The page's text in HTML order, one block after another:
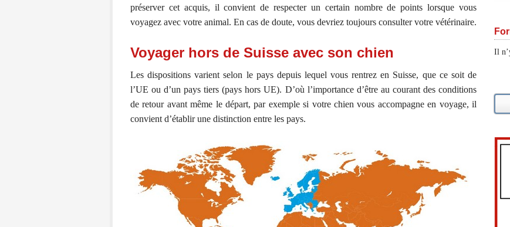
préserver cet acquis, il convient de respecter un certain nombre de points lorsque vous
voyagez avec votre animal. En cas de doute, vous devriez toujours consulter votre vétérinaire.
Voyager hors de Suisse avec son chien
Les dispositions varient selon le pays depuis lequel vous rentrez en Suisse, que ce soit de
l’UE ou d’un pays tiers (pays hors UE). D’où l’importance d’être au courant des conditions
de retour avant même le départ, par exemple si votre chien vous accompagne en voyage, il
convient d’établir une distinction entre les pays.
Il